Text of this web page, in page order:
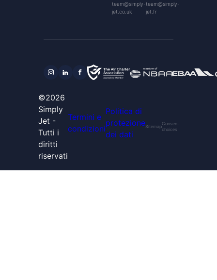
team@simply-
jet.co.uk
team@simply-
jet.fr
©2026
Simply
Jet -
Tutti i
diritti
riservati
Termini e
condizioni
Politica di
protezione
dei dati
Sitemap
Consent
choices